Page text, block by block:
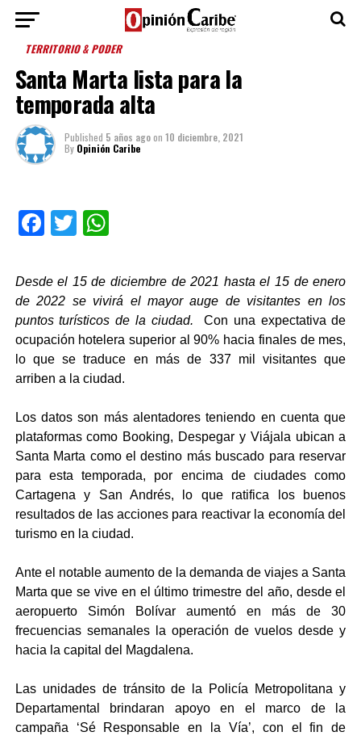
TERRITORIO & PODER
Santa Marta lista para la
temporada alta
Published 5 años agoon 10 diciembre, 2021
By Opinión Caribe
Facebook
TwitterWhatsApp
Desde el 15 de diciembre de 2021 hasta el 15 de enero
de 2022 se vivirá el mayor auge de visitantes en los
puntos turísticos de la ciudad.Con una expectativa de
ocupación hotelera superior al 90% hacia finales de mes,
lo que se traduce en más de 337 mil visitantes que
arriben a la ciudad.
Los datos son más alentadores teniendo en cuenta que
plataformas como Booking, Despegar y Viájala ubican a
Santa Marta como el destino más buscado para reservar
para esta temporada, por encima de ciudades como
Cartagena y San Andrés, lo que ratifica los buenos
resultados de las acciones para reactivar la economía del
turismo en la ciudad.
Ante el notable aumento de la demanda de viajes a Santa
Marta que se vive en el último trimestre del año, desde el
aeropuerto Simón Bolívar aumentó en más de 30
frecuencias semanales la operación de vuelos desde y
hacia la capital del Magdalena.
Las unidades de tránsito de la Policía Metropolitana y
Departamental brindaran apoyo en el marco de la
campaña ‘Sé Responsable en la Vía’, con el fin de